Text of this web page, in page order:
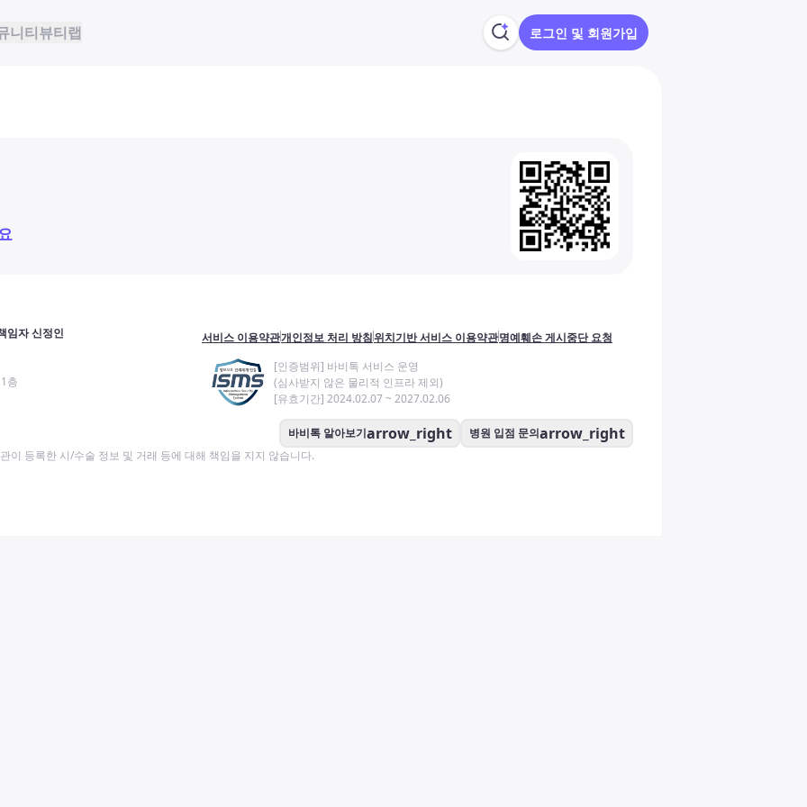
니티뷰티랩 로그인 및 회원가입
임자 신정인
층
서비스 이용약관개인정보 처리 방침위치기반 서비스 이용약관명예훼손 게시중단 요청
[인증범위] 바비톡 서비스 운영
(심사받지 않은 물리적 인프라 제외)
[유효기간] 2024.02.07 ~ 2027.02.06
바비톡 알아보기arrow_right 병원 입점 문의arrow_right
이 등록한 시/수술 정보 및 거래 등에 대해 책임을 지지 않습니다.